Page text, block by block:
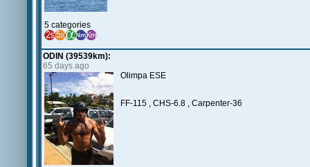
5 categories
ODIN (39539km):
65 days ago
Olimpa ESE
FF-115 , CHS-6.8 , Carpenter-36